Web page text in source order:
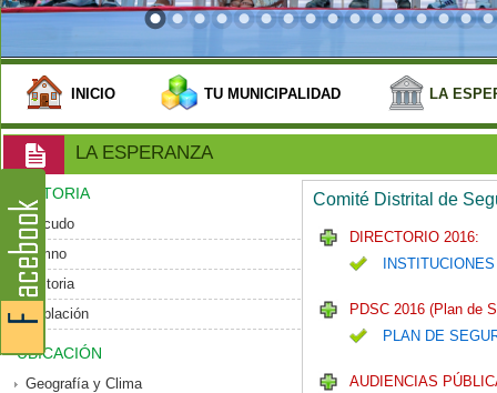
INICIO TU MUNICIPALIDAD LA
LA ESPERANZA
HISTORIA
Escudo
Himno
Historia
Población
UBICACIÓN
Geografía y Clima
Comité Distrital de
DIRECTORIO 2016:
PDSC 2016 (Plan de
PLAN DE
AUDIENCIAS